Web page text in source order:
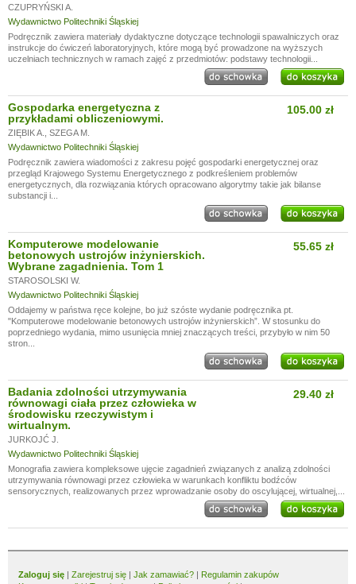
CZUPRYŃSKI A.
Wydawnictwo Politechniki Śląskiej
Podręcznik zawiera materiały dydaktyczne dotyczące technologii spawalniczych oraz
instrukcje do ćwiczeń laboratoryjnych, które mogą być prowadzone na wyższych
uczelniach technicznych w ramach zajęć z przedmiotów: podstawy technologii...
Gospodarka energetyczna z
przykładami obliczeniowymi.
ZIĘBIK A.
SZEGA M.
Wydawnictwo Politechniki Śląskiej
105.00 zł
Podręcznik zawiera wiadomości z zakresu pojęć gospodarki energetycznej oraz
przegląd Krajowego Systemu Energetycznego z podkreśleniem problemów
energetycznych, dla rozwiązania których opracowano algorytmy takie jak bilanse
substancji i...
Komputerowe modelowanie
betonowych ustrojów inżynierskich.
Wybrane zagadnienia. Tom 1
STAROSOLSKI W.
Wydawnictwo Politechniki Śląskiej
55.65 zł
Oddajemy w państwa ręce kolejne, bo już szóste wydanie podręcznika pt.
"Komputerowe modelowanie betonowych ustrojów inżynierskich”. W stosunku do
poprzedniego wydania, mimo usunięcia mniej znaczących treści, przybyło w nim 50
stron...
Badania zdolności utrzymywania
równowagi ciała przez człowieka w
środowisku rzeczywistym i
wirtualnym.
JURKOJĆ J.
Wydawnictwo Politechniki Śląskiej
29.40 zł
Monografia zawiera kompleksowe ujęcie zagadnień związanych z analizą zdolności
utrzymywania równowagi przez człowieka w warunkach konfliktu bodźców
sensorycznych, realizowanych przez wprowadzanie osoby do oscylującej, wirtualnej,...
Zaloguj się | Zarejestruj się | Jak zamawiać? | Regulamin zakupów